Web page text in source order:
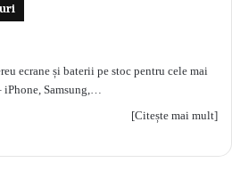
ecrane și baterii pe stoc pentru cele mai
iPhone, Samsung,…
[Citește mai mult]